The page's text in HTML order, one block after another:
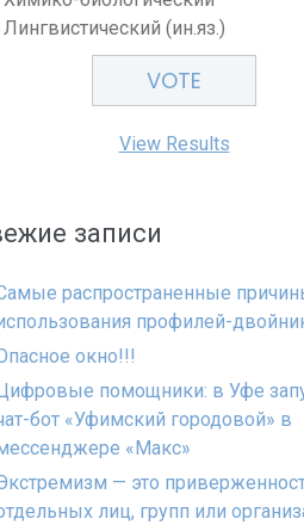
Лингвистический (ин.яз.)
View Results
записи
распространенные
профилей-
окно!!!
помощники: в Уфе
бот «Уфимский городовой» в
«Макс»
— это
лиц, групп или